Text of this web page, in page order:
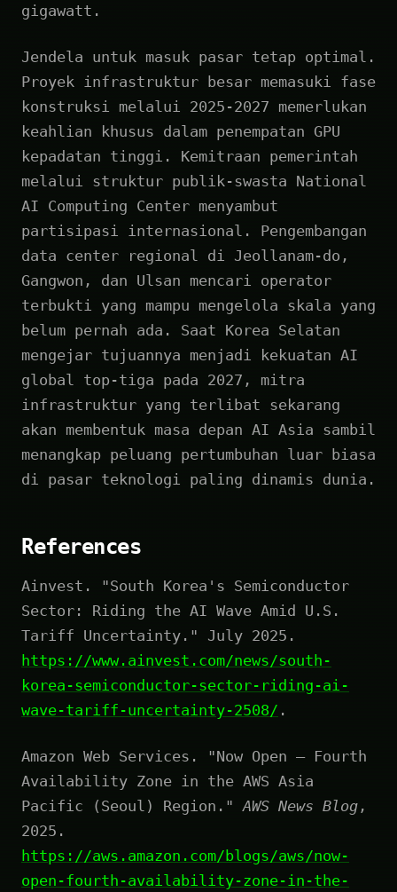
gigawatt.
Jendela untuk masuk pasar tetap optimal.
Proyek infrastruktur besar memasuki fase
konstruksi melalui 2025-2027 memerlukan
keahlian khusus dalam penempatan GPU
kepadatan tinggi. Kemitraan pemerintah
melalui struktur publik-swasta National
AI Computing Center menyambut
partisipasi internasional. Pengembangan
data center regional di Jeollanam-do,
Gangwon, dan Ulsan mencari operator
terbukti yang mampu mengelola skala yang
belum pernah ada. Saat Korea Selatan
mengejar tujuannya menjadi kekuatan AI
global top-tiga pada 2027, mitra
infrastruktur yang terlibat sekarang
akan membentuk masa depan AI Asia sambil
menangkap peluang pertumbuhan luar biasa
di pasar teknologi paling dinamis dunia.
References
Ainvest. "South Korea's Semiconductor
Sector: Riding the AI Wave Amid U.S.
Tariff Uncertainty." July 2025.
https://www.ainvest.com/news/south-
korea-semiconductor-sector-riding-ai-
wave-tariff-uncertainty-2508/ .
Amazon Web Services. "Now Open – Fourth
Availability Zone in the AWS Asia
Pacific (Seoul) Region." AWS News Blog ,
2025.
https://aws.amazon.com/blogs/aws/now-
open-fourth-availability-zone-in-the-